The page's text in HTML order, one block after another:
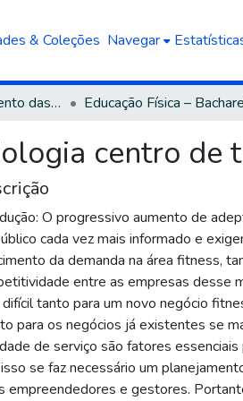
& Coleções Navegar
Área do Conhecimento das Ciências da Saúde
centro de
O progressivo aumento de
cada vez mais informado e
da demanda na área fitness,
entre as empresas desse
tanto para um novo negócio
para os negócios já existentes se
de serviço são fatores
se faz necessário um
empreendedores e gestores.